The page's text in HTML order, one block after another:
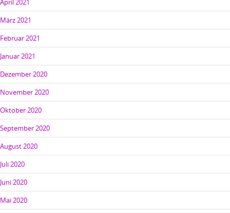
April 2021
März 2021
Februar 2021
Januar 2021
Dezember 2020
November 2020
Oktober 2020
September 2020
August 2020
Juli 2020
Juni 2020
Mai 2020